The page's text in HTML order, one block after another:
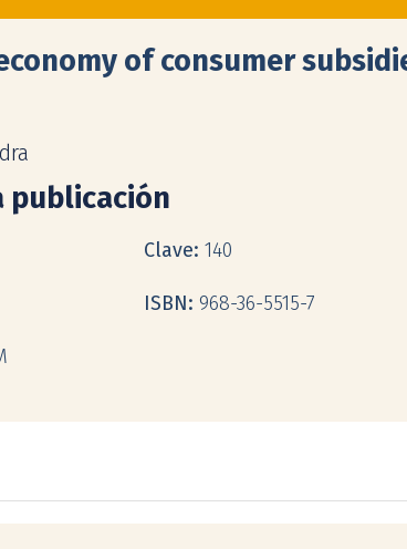
of consumer
publicación
Clave:140
ISBN: 968-36-5515-7